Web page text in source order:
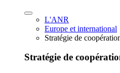
L'ANR
Europe et international
Stratégie de
Stratégie de